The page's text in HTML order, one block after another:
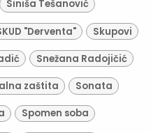
Siniša Tešanović
"Derventa" Skupovi
Snežana Radojičić
zaštita Sonata
Spomen soba